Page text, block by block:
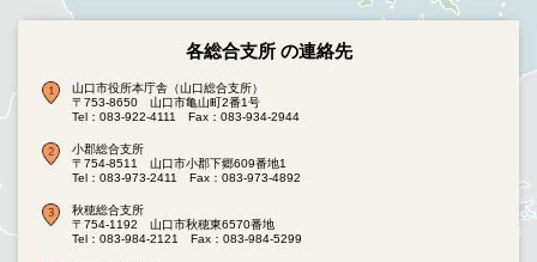
各総合支所 の連絡先
山口市役所本庁舎（山口総合支所）
〒753-8650 山口市亀山町2番1号
Tel：083-922-4111
Fax：083-934-2944
小郡総合支所
〒754-8511 山口市小郡下郷609番地1
Tel：083-973-2411
Fax：083-973-4892
秋穂総合支所
〒754-1192 山口市秋穂東6570番地
Tel：083-984-2121
Fax：083-984-5299